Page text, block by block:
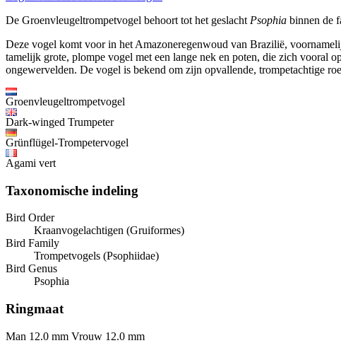
De Groenvleugeltrompetvogel behoort tot het geslacht Psophia binnen de
Deze vogel komt voor in het Amazoneregenwoud van Brazilië,
tamelijk grote, plompe vogel met een lange nek en poten, die zich vooral
ongewervelden. De vogel is bekend om zijn opvallende, trompetachtige
Groenvleugeltrompetvogel
Dark-winged Trumpeter
Grünflügel-Trompetervogel
Agami vert
Taxonomische indeling
Bird Order
Kraanvogelachtigen (Gruiformes)
Bird Family
Trompetvogels (Psophiidae)
Bird Genus
Psophia
Ringmaat
Man 12.0 mm Vrouw 12.0 mm